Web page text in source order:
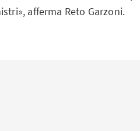
afferma Reto Garzoni.